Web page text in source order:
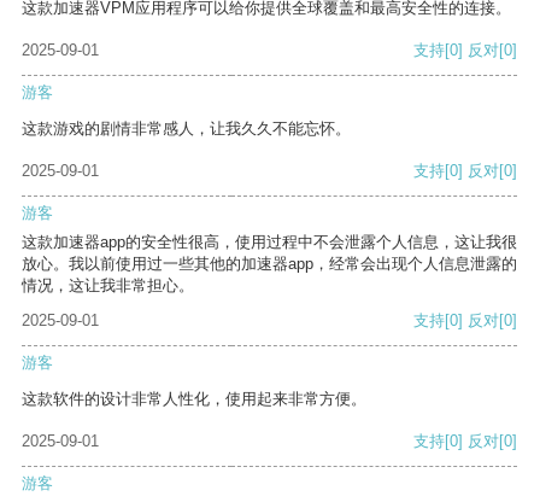
这款加速器VPM应用程序可以给你提供全球覆盖和最高安全性的连接。
2025-09-01 支持[0] 反对[0]
游客
这款游戏的剧情非常感人，让我久久不能忘怀。
2025-09-01 支持[0] 反对[0]
游客
这款加速器app的安全性很高，使用过程中不会泄露个人信息，这让我很
放心。我以前使用过一些其他的加速器app，经常会出现个人信息泄露的
情况，这让我非常担心。
2025-09-01
支持[0] 反对[0]
游客
这款软件的设计非常人性化，使用起来非常方便。
2025-09-01 支持[0] 反对[0]
游客